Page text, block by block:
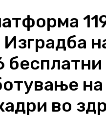
на
во